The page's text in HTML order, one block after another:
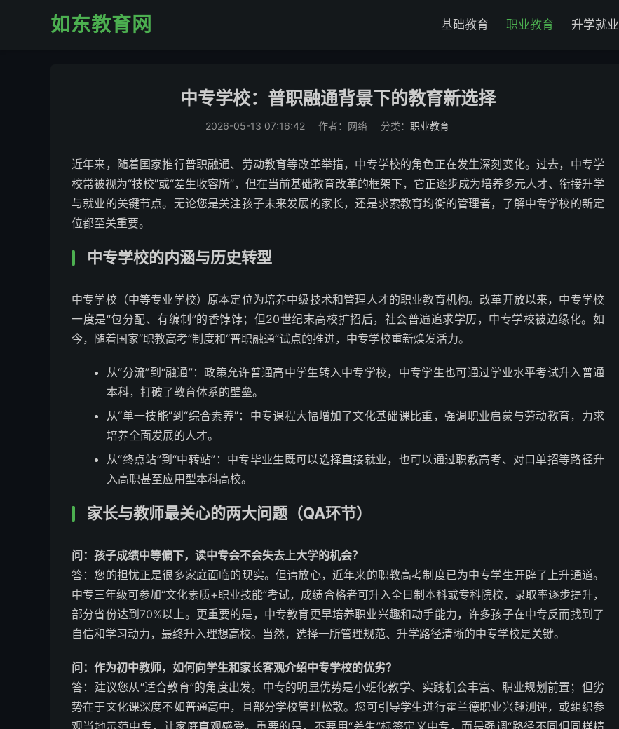
如东教育网 基础教育 职业教育 升学就业
中专学校：普职融通背景下的教育新选择
2026-05-13 07:16:42 作者：网络 分类： 职业教育
近年来，随着国家推行普职融通、劳动教育等改革举措，中专学校的角色正在发生深刻变化。过去，中专学
校常被视为“技校”或“差生收容所”，但在当前基础教育改革的框架下，它正逐步成为培养多元人才、衔接升学
与就业的关键节点。无论您是关注孩子未来发展的家长，还是求索教育均衡的管理者，了解中专学校的新定
位都至关重要。
中专学校的内涵与历史转型
中专学校（中等专业学校）原本定位为培养中级技术和管理人才的职业教育机构。改革开放以来，中专学校
一度是“包分配、有编制”的香饽饽；但20世纪末高校扩招后，社会普遍追求学历，中专学校被边缘化。如
今，随着国家“职教高考”制度和“普职融通”试点的推进，中专学校重新焕发活力。
从“分流”到“融通”：政策允许普通高中学生转入中专学校，中专学生也可通过学业水平考试升入普通
本科，打破了教育体系的壁垒。
从“单一技能”到“综合素养”：中专课程大幅增加了文化基础课比重，强调职业启蒙与劳动教育，力求
培养全面发展的人才。
从“终点站”到“中转站”：中专毕业生既可以选择直接就业，也可以通过职教高考、对口单招等路径升
入高职甚至应用型本科高校。
家长与教师最关心的两大问题（QA环节）
问：孩子成绩中等偏下，读中专会不会失去上大学的机会？
答：您的担忧正是很多家庭面临的现实。但请放心，近年来的职教高考制度已为中专学生开辟了上升通道。
中专三年级可参加“文化素质+职业技能”考试，成绩合格者可升入全日制本科或专科院校，录取率逐步提升，
部分省份达到70%以上。更重要的是，中专教育更早培养职业兴趣和动手能力，许多孩子在中专反而找到了
自信和学习动力，最终升入理想高校。当然，选择一所管理规范、升学路径清晰的中专学校是关键。
问：作为初中教师，如何向学生和家长客观介绍中专学校的优劣？
答：建议您从“适合教育”的角度出发。中专的明显优势是小班化教学、实践机会丰富、职业规划前置；但劣
势在于文化课深度不如普通高中，且部分学校管理松散。您可引导学生进行霍兰德职业兴趣测评，或组织参
观当地示范中专，让家庭直观感受。重要的是，不要用“差生”标签定义中专，而是强调“路径不同但同样精